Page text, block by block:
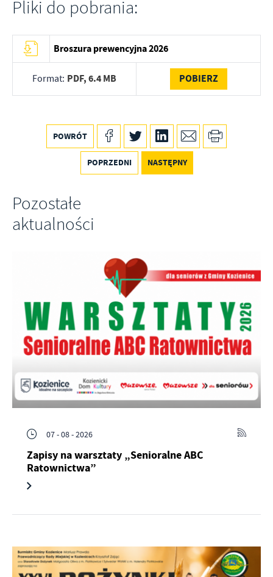
Pliki do pobrania:
Broszura prewencyjna 2026
Format: PDF,6.4 MB POBIERZ
POWRÓT
POPRZEDNI NASTĘPNY
Pozostałe
aktualności
07 - 08 - 2026
Zapisy na warsztaty „Senioralne ABC
Ratownictwa”